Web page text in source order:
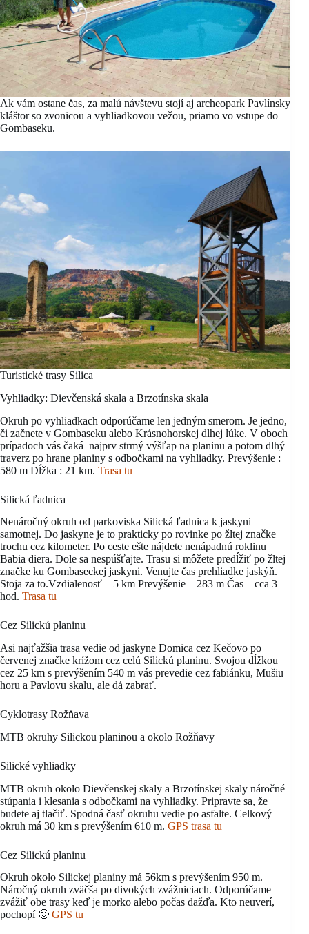
Ak vám ostane čas, za malú návštevu stojí aj archeopark Pavlínsky
kláštor so zvonicou a vyhliadkovou vežou, priamo vo vstupe do
Gombaseku.
Turistické trasy Silica
Vyhliadky: Dievčenská skala a Brzotínska skala
Okruh po vyhliadkach odporúčame len jedným smerom. Je jedno,
či začnete v Gombaseku alebo Krásnohorskej dlhej lúke. V oboch
prípadoch vás čaká najprv strmý výšľap na planinu a potom dlhý
traverz po hrane planiny s odbočkami na vyhliadky. Prevýšenie :
580 m Dĺžka : 21 km. Trasa tu
Silická ľadnica
Nenáročný okruh od parkoviska Silická ľadnica k jaskyni
samotnej. Do jaskyne je to prakticky po rovinke po žltej značke
trochu cez kilometer. Po ceste ešte nájdete nenápadnú roklinu
Babia diera. Dole sa nespúšťajte. Trasu si môžete predĺžiť po žltej
značke ku Gombaseckej jaskyni. Venujte čas prehliadke jaskýň.
Stoja za to.Vzdialenosť – 5 km Prevýšenie – 283 m Čas – cca 3
hod. Trasa tu
Cez Silickú planinu
Asi najťažšia trasa vedie od jaskyne Domica cez Kečovo po
červenej značke krížom cez celú Silickú planinu. Svojou dĺžkou
cez 25 km s prevýšením 540 m vás prevedie cez fabiánku, Mušiu
horu a Pavlovu skalu, ale dá zabrať.
Cyklotrasy Rožňava
MTB okruhy Silickou planinou a okolo Rožňavy
Silické vyhliadky
MTB okruh okolo Dievčenskej skaly a Brzotínskej skaly náročné
stúpania i klesania s odbočkami na vyhliadky. Pripravte sa, že
budete aj tlačiť. Spodná časť okruhu vedie po asfalte. Celkový
okruh má 30 km s prevýšením 610 m. GPS trasa tu
Cez Silickú planinu
Okruh okolo Silickej planiny má 56km s prevýšením 950 m.
Náročný okruh zväčša po divokých zvážniciach. Odporúčame
zvážiť obe trasy keď je morko alebo počas dažďa. Kto neuverí,
pochopí 🙂 GPS tu